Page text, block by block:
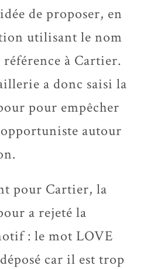
de proposer, en
utilisant le nom
à Cartier.
a donc saisi la
pour empêcher
autour
pour Cartier, la
a rejeté la
: le mot LOVE
car il est trop